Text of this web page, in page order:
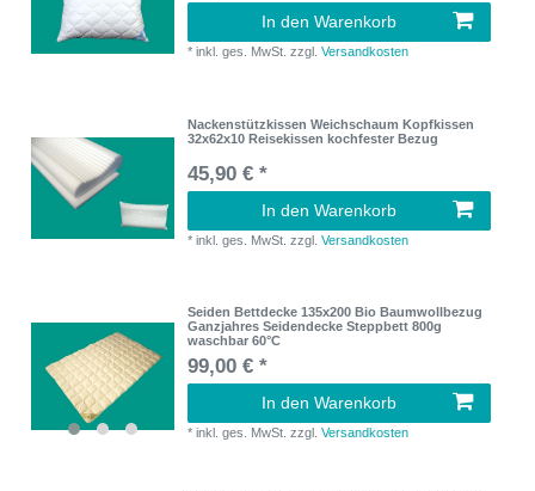
In den Warenkorb
*inkl. ges. MwSt. zzgl.Versandkosten
Nackenstützkissen Weichschaum Kopfkissen
32x62x10 Reisekissen kochfester Bezug
45,90 € *
In den Warenkorb
*inkl. ges. MwSt. zzgl.Versandkosten
Seiden Bettdecke 135x200 Bio Baumwollbezug
Ganzjahres Seidendecke Steppbett 800g
waschbar 60°C
99,00 € *
In den Warenkorb
*inkl. ges. MwSt. zzgl.Versandkosten